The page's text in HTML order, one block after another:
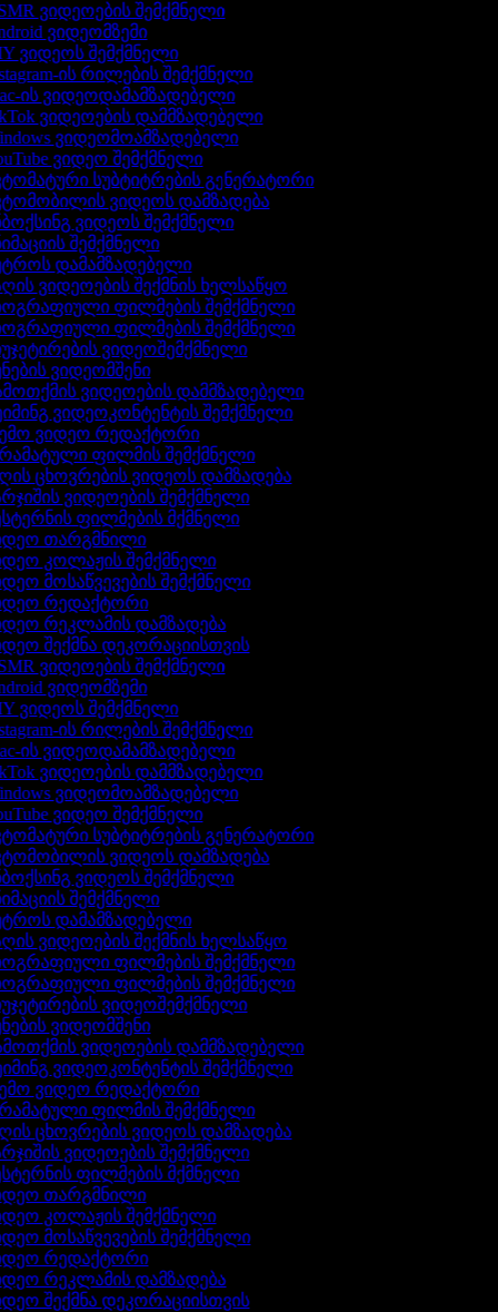
ვიდეოების შემქმნელი
ვიდეომზემი
ვიდეოს შემქმნელი
ის რილების შემქმნელი
ის ვიდეოდამამზადებელი
ვიდეოების დამმზადებელი
ვიდეომოამზადებელი
ვიდეო შემქმნელი
სუბტიტრების გენერატორი
ვიდეოს დამზადება
ვიდეოს შემქმნელი
შემქმნელი
დამამზადებელი
ვიდეოების შექმნის ხელსაწყო
ფილმების შემქმნელი
ფილმების შემქმნელი
ვიდეოშემქმნელი
ვიდეომშენი
ვიდეოების დამმზადებელი
ვიდეოკონტენტის შემქმნელი
ვიდეო რედაქტორი
ფილმის შემქმნელი
ცხოვრების ვიდეოს დამზადება
ვიდეოების შემქმნელი
ფილმების მქმნელი
თარგმნილი
კოლაჟის შემქმნელი
მოსაწვევების შემქმნელი
რედაქტორი
რეკლამის დამზადება
შექმნა დეკორაციისთვის
ვიდეოების შემქმნელი
ვიდეომზემი
ვიდეოს შემქმნელი
ის რილების შემქმნელი
ის ვიდეოდამამზადებელი
ვიდეოების დამმზადებელი
ვიდეომოამზადებელი
ვიდეო შემქმნელი
სუბტიტრების გენერატორი
ვიდეოს დამზადება
ვიდეოს შემქმნელი
შემქმნელი
დამამზადებელი
ვიდეოების შექმნის ხელსაწყო
ფილმების შემქმნელი
ფილმების შემქმნელი
ვიდეოშემქმნელი
ვიდეომშენი
ვიდეოების დამმზადებელი
ვიდეოკონტენტის შემქმნელი
ვიდეო რედაქტორი
ფილმის შემქმნელი
ცხოვრების ვიდეოს დამზადება
ვიდეოების შემქმნელი
ფილმების მქმნელი
თარგმნილი
კოლაჟის შემქმნელი
მოსაწვევების შემქმნელი
რედაქტორი
რეკლამის დამზადება
შექმნა დეკორაციისთვის